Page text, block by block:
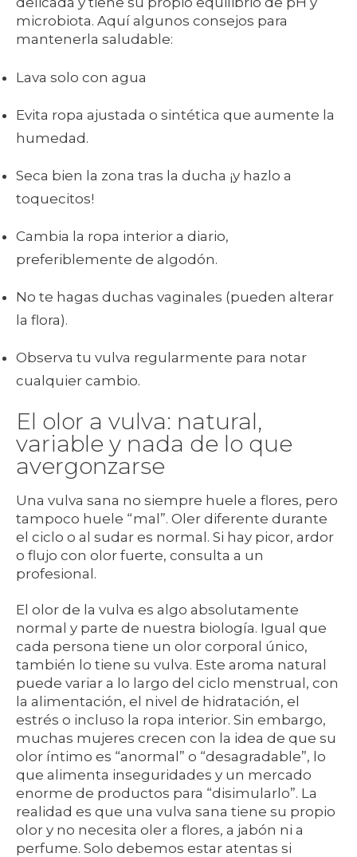
microbiota. Aquí algunos consejos para
mantenerla saludable:
Lava solo con agua
Evita ropa ajustada o sintética que aumente la
humedad.
Seca bien la zona tras la ducha ¡y hazlo a
toquecitos!
Cambia la ropa interior a diario,
preferiblemente de algodón.
No te hagas duchas vaginales (pueden alterar
la flora).
Observa tu vulva regularmente para notar
cualquier cambio.
El olor a vulva: natural,
variable y nada de lo que
avergonzarse
Una vulva sana no siempre huele a flores, pero
tampoco huele “mal”. Oler diferente durante
el ciclo o al sudar es normal. Si hay picor, ardor
o flujo con olor fuerte, consulta a un
profesional.
El olor de la vulva es algo absolutamente
normal y parte de nuestra biología. Igual que
cada persona tiene un olor corporal único,
también lo tiene su vulva. Este aroma natural
puede variar a lo largo del ciclo menstrual, con
la alimentación, el nivel de hidratación, el
estrés o incluso la ropa interior. Sin embargo,
muchas mujeres crecen con la idea de que su
olor íntimo es “anormal” o “desagradable”, lo
que alimenta inseguridades y un mercado
enorme de productos para “disimularlo”. La
realidad es que una vulva sana tiene su propio
olor y no necesita oler a flores, a jabón ni a
perfume. Solo debemos estar atentas si